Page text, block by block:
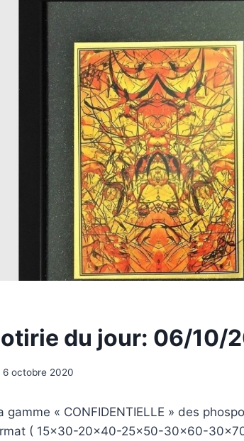
du jour: 06/10/
6 octobre 2020
gamme « CONFIDENTIELLE » des
( 15×30-20×40-25×50-30×60-